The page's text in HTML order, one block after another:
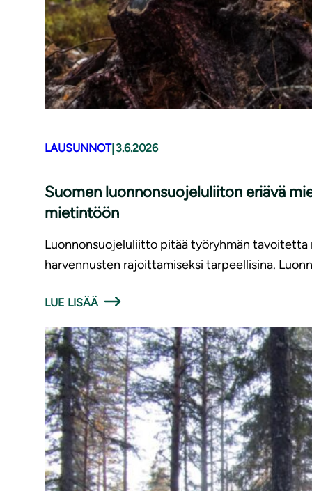
LAUSUNNOT| 3.6.2026
Suomen luonnonsuojeluliiton eriävä
mietintöön
Luonnonsuojeluliitto pitää työryhmän
harvennusten rajoittamiseksi tarpeellisina.
LUE LISÄÄ